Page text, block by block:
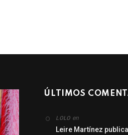
ÚLTIMOS
LOLO en
Leire Martínez